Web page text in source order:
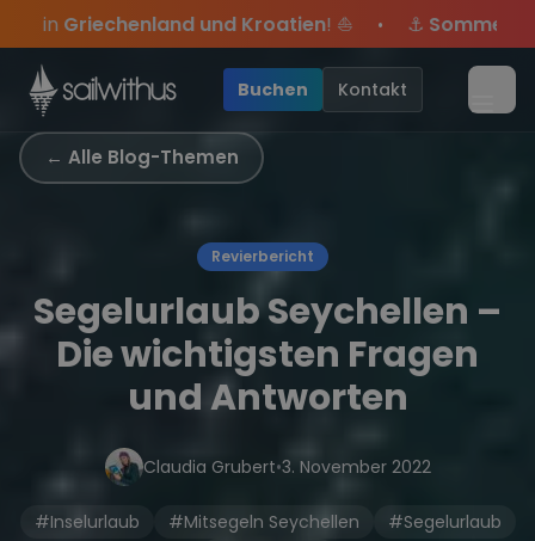
Skip to content
! ⛵ • ⚓Sommer-Special: Mit CodeYacht
Sichere Dir jetztDein Meilenbuch und Deine
Angebote mehr Sowie20€ Rabatt auf deinen ersten
Season Closing Party 2026!Die Saison war
Buchen Kontakt
← Alle Blog-Themen
Revierbericht
Segelurlaub Seychellen –
Die wichtigsten Fragen
und Antworten
Claudia Grubert•3. November 2022
#Inselurlaub #Mitsegeln Seychellen
#Segelurlaub